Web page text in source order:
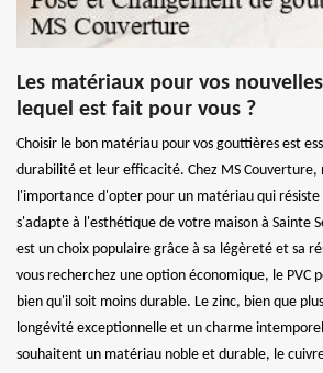
Les matériaux pour vos
lequel est fait pour vous ?
Choisir le bon matériau pour vos gouttières est
durabilité et leur efficacité. Chez MS Couverture,
l'importance d'opter pour un matériau qui
s'adapte à l'esthétique de votre maison à Sainte
est un choix populaire grâce à sa légèreté et sa
vous recherchez une option économique, le PVC
bien qu'il soit moins durable. Le zinc, bien que
longévité exceptionnelle et un charme
souhaitent un matériau noble et durable, le